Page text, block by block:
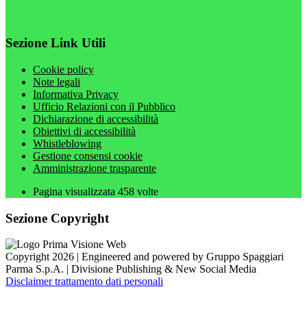
Sezione Link Utili
Cookie policy
Note legali
Informativa Privacy
Ufficio Relazioni con il Pubblico
Dichiarazione di accessibilità
Obiettivi di accessibilità
Whistleblowing
Gestione consensi cookie
Amministrazione trasparente
Pagina visualizzata 458 volte
Sezione Copyright
Copyright 2026 | Engineered and powered by Gruppo Spaggiari
Parma S.p.A. | Divisione Publishing & New Social Media
Disclaimer trattamento dati personali